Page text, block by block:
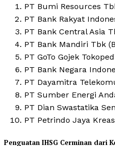
PT Bumi Resources
PT Bank Rakyat
PT Bank Central Asia
PT Bank Mandiri Tbk
PT GoTo Gojek
PT Bank Negara
PT Dayamitra
PT Sumber Energi
PT Dian Swastatika
PT Petrindo Jaya
Penguatan IHSG Cerminan dari